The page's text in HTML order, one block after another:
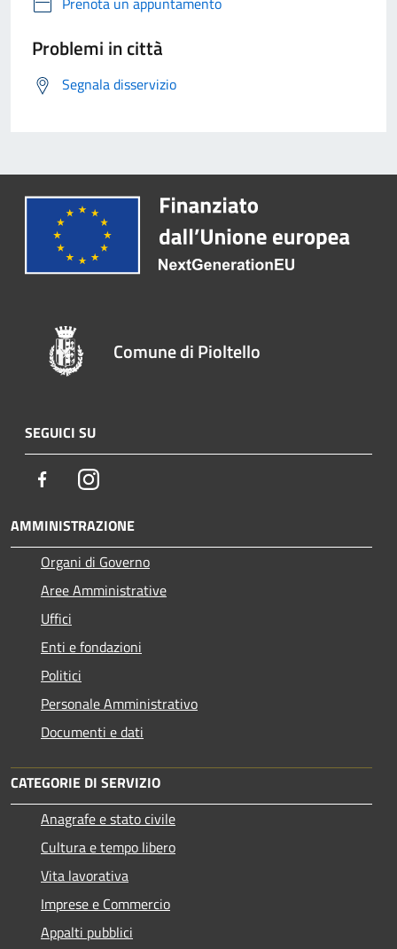
Problemi in città
Segnala disservizio
Comune di Pioltello
SEGUICI SU
FacebookInstagram
AMMINISTRAZIONE
Organi di Governo
Aree Amministrative
Uffici
Enti e fondazioni
Politici
Personale Amministrativo
Documenti e dati
CATEGORIE DI SERVIZIO
Anagrafe e stato civile
Cultura e tempo libero
Vita lavorativa
Imprese e Commercio
Appalti pubblici